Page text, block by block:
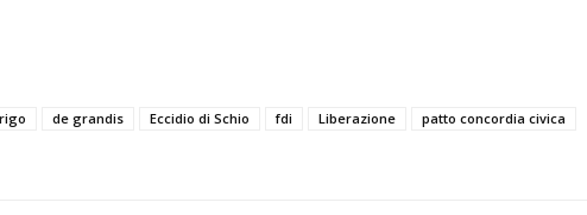
de grandis Eccidio di Schio fdi Liberazione
patto concordia civica